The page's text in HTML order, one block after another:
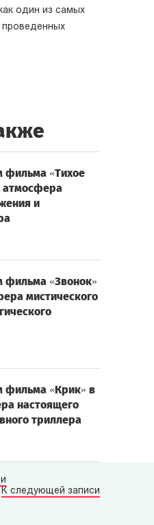
один из самых
проведенных
фильма «Тихое
атмосфера
и
фильма «Звонок»
мистического
фильма «Крик» в
настоящего
триллера
К следующей записи